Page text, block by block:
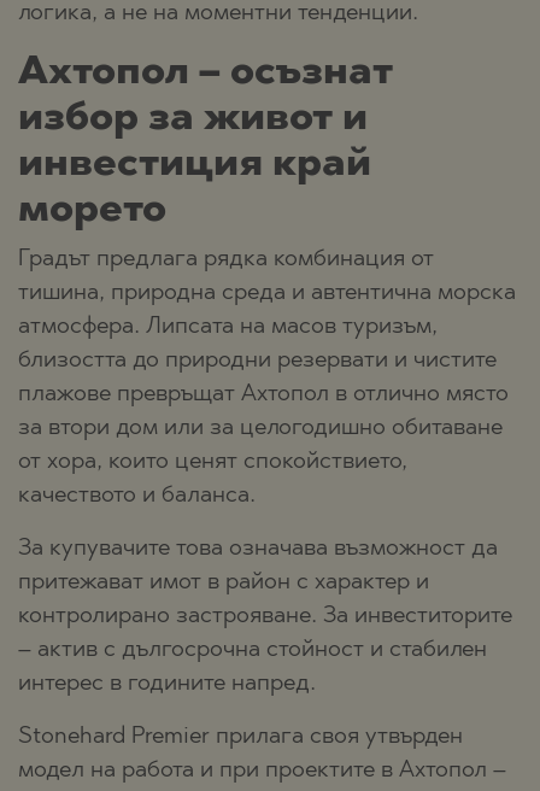
логика, а не на моментни тенденции.
Ахтопол – осъзнат
избор за живот и
инвестиция край
морето
Градът предлага рядка комбинация от
тишина, природна среда и автентична морска
атмосфера. Липсата на масов туризъм,
близостта до природни резервати и чистите
плажове превръщат Ахтопол в отлично място
за втори дом или за целогодишно обитаване
от хора, които ценят спокойствието,
качеството и баланса.
За купувачите това означава възможност да
притежават имот в район с характер и
контролирано застрояване. За инвеститорите
– актив с дългосрочна стойност и стабилен
интерес в годините напред.
Stonehard Premier прилага своя утвърден
модел на работа и при проектите в Ахтопол –